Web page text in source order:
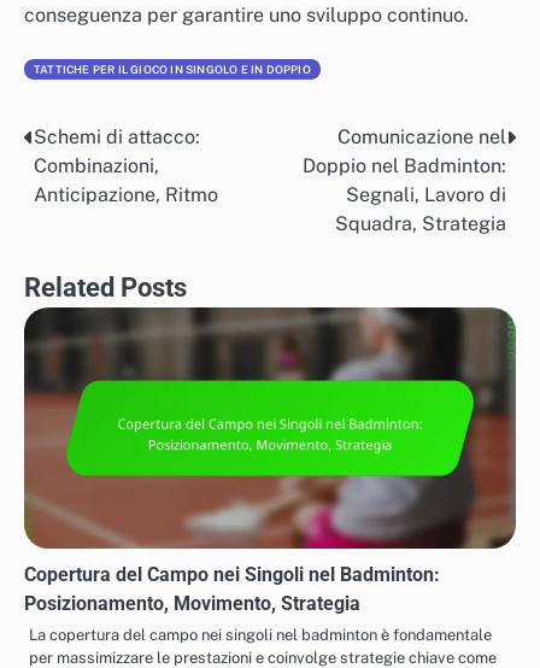
conseguenza per garantire uno sviluppo continuo.
TATTICHE PER IL GIOCO IN SINGOLO E IN DOPPIO
Post
navigation
Schemi di attacco:
Combinazioni,
Anticipazione, Ritmo
Comunicazione nel
Doppio nel Badminton:
Segnali, Lavoro di
Squadra, Strategia
Related Posts
Copertura del Campo nei Singoli nel Badminton:
Posizionamento, Movimento, Strategia
La copertura del campo nei singoli nel badminton è fondamentale
per massimizzare le prestazioni e coinvolge strategie chiave come